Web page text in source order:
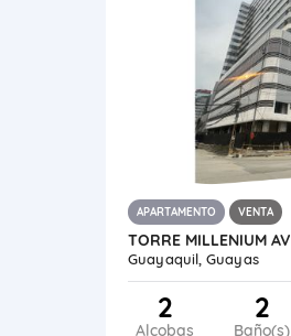
APARTAMENTO VENTA
Guayaquil, Guayas
2
Alcobas
2
Baño(s)